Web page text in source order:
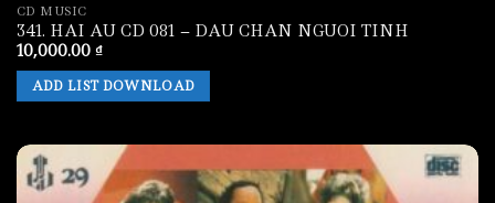
CD MUSIC
341. HAI AU CD 081 – DAU CHAN NGUOI TINH
10,000.00 ₫
ADD LIST DOWNLOAD